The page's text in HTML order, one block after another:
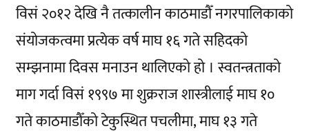
विसं २०१२ देखि नै तत्कालीन काठमाडौँ नगरपालिकाको
संयोजकत्वमा प्रत्येक वर्ष माघ १६ गते सहिदको
सम्झनामा दिवस मनाउन थालिएको हो । स्वतन्त्रताको
माग गर्दा विसं १९९७ मा शुक्रराज शास्त्रीलाई माघ १०
गते काठमाडौँको टेकुस्थित पचलीमा, माघ १३ गते